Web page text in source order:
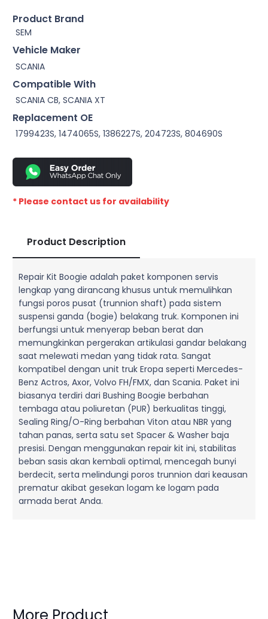
Product Brand
SEM
Vehicle Maker
SCANIA
Compatible With
SCANIA CB, SCANIA XT
Replacement OE
1799423S, 1474065S, 1386227S, 204723S, 804690S
* Please contact us for availability
Product Description
Repair Kit Boogie adalah paket komponen servis
lengkap yang dirancang khusus untuk memulihkan
fungsi poros pusat (trunnion shaft) pada sistem
suspensi ganda (bogie) belakang truk. Komponen ini
berfungsi untuk menyerap beban berat dan
memungkinkan pergerakan artikulasi gandar belakang
saat melewati medan yang tidak rata. Sangat
kompatibel dengan unit truk Eropa seperti Mercedes-
Benz Actros, Axor, Volvo FH/FMX, dan Scania. Paket ini
biasanya terdiri dari Bushing Boogie berbahan
tembaga atau poliuretan (PUR) berkualitas tinggi,
Sealing Ring/O-Ring berbahan Viton atau NBR yang
tahan panas, serta satu set Spacer & Washer baja
presisi. Dengan menggunakan repair kit ini, stabilitas
beban sasis akan kembali optimal, mencegah bunyi
berdecit, serta melindungi poros trunnion dari keausan
prematur akibat gesekan logam ke logam pada
armada berat Anda.